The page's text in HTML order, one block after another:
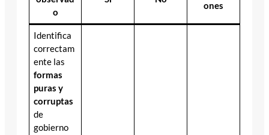
o
ones
Identifica
correctam
ente las
formas
puras y
corruptas
de
gobierno